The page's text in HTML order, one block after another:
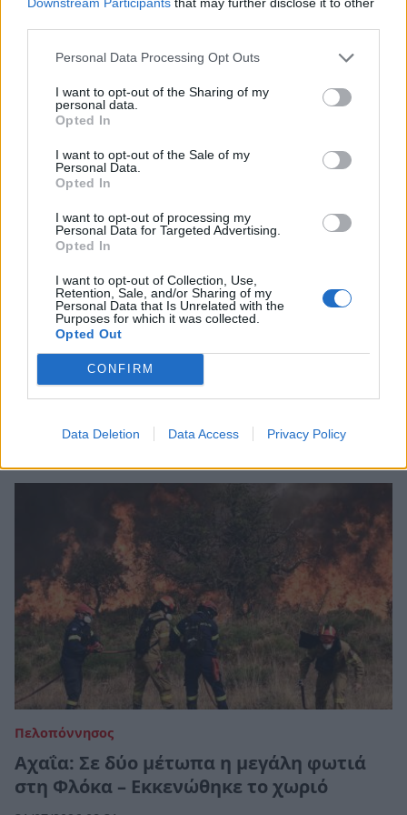
Personal Data Processing Opt Outs
I want to opt-out of the Sharing of my
personal data.
Opted In
I want to opt-out of the Sale of my
Personal Data.
Opted In
I want to opt-out of processing my
Personal Data for Targeted Advertising.
Opted In
I want to opt-out of Collection, Use,
Retention, Sale, and/or Sharing of my
Personal Data that Is Unrelated with the
Purposes for which it was collected.
Opted Out
CONFIRM
Data Deletion Data Access Privacy Policy
Ελλάδα
Οδύνη στην κηδεία του πυροσβέστη που
πέθανε στη φωτιά στο Γύθειο - Με τιμές
ήρωα το «τελευταίο αντίο»
31/07/2026 14:18
Πελοπόννησος
Αχαΐα: Σε δύο μέτωπα η μεγάλη φωτιά
στη Φλόκα – Εκκενώθηκε το χωριό